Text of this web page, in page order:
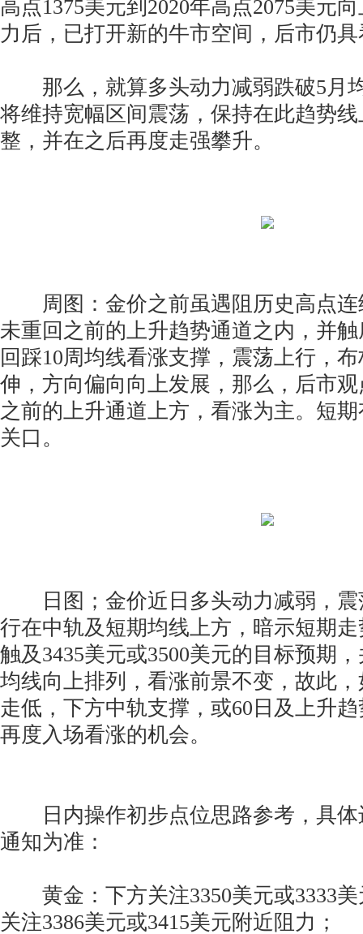
高点1375美元到2020年高点2075美元
力后，已打开新的牛市空间，后市仍
那么，就算多头动力减弱跌破5月
将维持宽幅区间震荡，保持在此趋势
整，并在之后再度走强攀升。
周图：金价之前虽遇阻历史高点连
未重回之前的上升趋势通道之内，并
回踩10周均线看涨支撑，震荡上行，
伸，方向偏向向上发展，那么，后市
之前的上升通道上方，看涨为主。短
关口。
日图；金价近日多头动力减弱，震
行在中轨及短期均线上方，暗示短期
触及3435美元或3500美元的目标预期
均线向上排列，看涨前景不变，故此
走低，下方中轨支撑，或60日及上升
再度入场看涨的机会。
日内操作初步点位思路参考，具体
通知为准：
黄金：下方关注3350美元或3333美
关注3386美元或3415美元附近阻力；